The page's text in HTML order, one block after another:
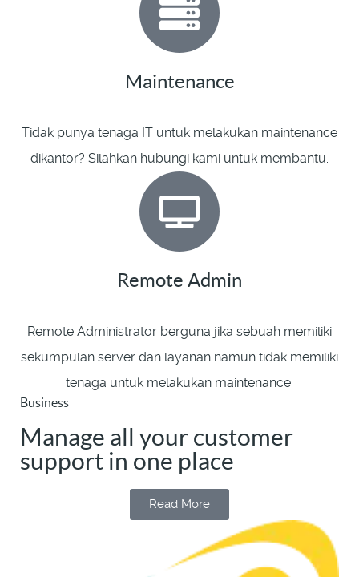
Maintenance
Tidak punya tenaga IT untuk melakukan maintenance
dikantor? Silahkan hubungi kami untuk membantu.
Remote Admin
Remote Administrator berguna jika sebuah memiliki
sekumpulan server dan layanan namun tidak memiliki
tenaga untuk melakukan maintenance.
Business
Manage all your customer
support in one place
Read More